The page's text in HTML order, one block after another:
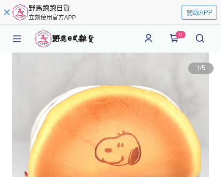
野馬跑跑日貨
立刻使用官方APP
開啟APP
0
1/5